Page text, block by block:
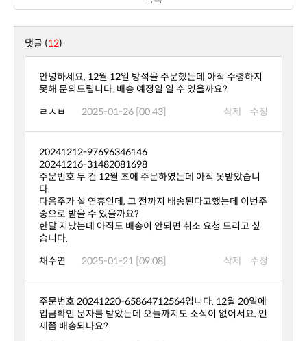
댓글 (12)
못해 문의드립니다. 배송 예정일 일 수 있을까요?
ㄹㅅㅂ
2025-01-26 [00:43] 삭제 수정
20241212-97696346146
20241216-31482081698
다.
중으로 받을 수 있을까요?
습니다.
채수연
2025-01-21 [09:08] 삭제 수정
제쯤 배송되나요?